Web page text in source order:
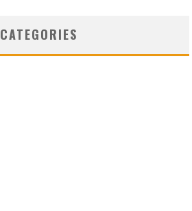
CATEGORIES